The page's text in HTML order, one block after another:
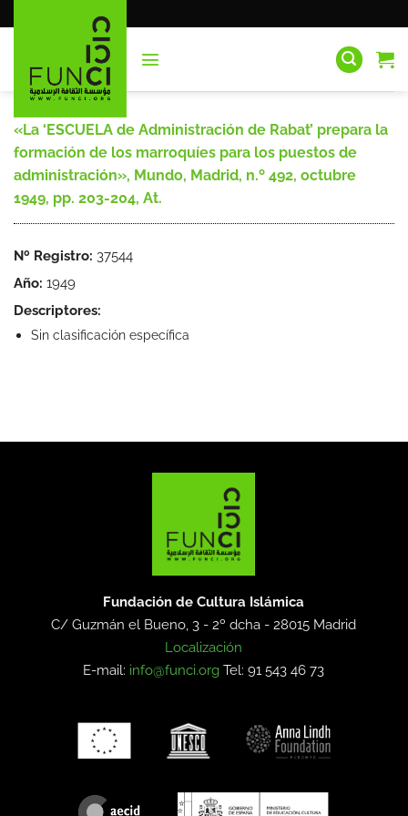
al
«La ‘ESCUELA de Administración de Rabat’ prepara la
formación de los marroquíes para los puestos de
administración», Mundo, Madrid, n.º 492, octubre
1949, pp. 203-204, At.
Nº Registro: 37544
Año: 1949
Descriptores:
Sin clasificación específica
Fundación de Cultura Islámica
C/ Guzmán el Bueno, 3 - 2º dcha -28015 Madrid
Localización
E-mail: info@funci.org Tel: 91 543 46 73